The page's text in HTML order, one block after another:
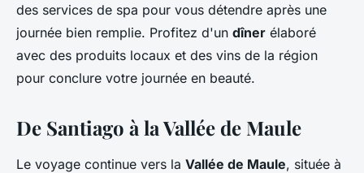
des services de spa pour vous détendre après une
journée bien remplie. Profitez d'un dîner élaboré
avec des produits locaux et des vins de la région
pour conclure votre journée en beauté.
De Santiago à la Vallée de Maule
Le voyage continue vers la Vallée de Maule, située à